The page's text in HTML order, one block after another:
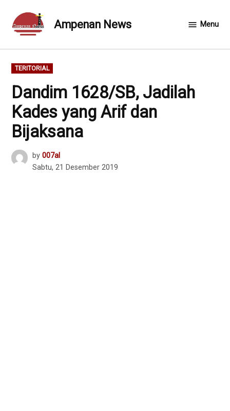
content
Ampenan News Menu
POSTED
IN
TERITORIAL
Dandim 1628/SB, Jadilah
Kades yang Arif dan
Bijaksana
by 007al
Sabtu, 21 Desember 2019